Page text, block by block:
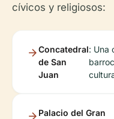
cívicos y religiosos:
Concatedral
de San
Juan
: Una
Palacio del Gran